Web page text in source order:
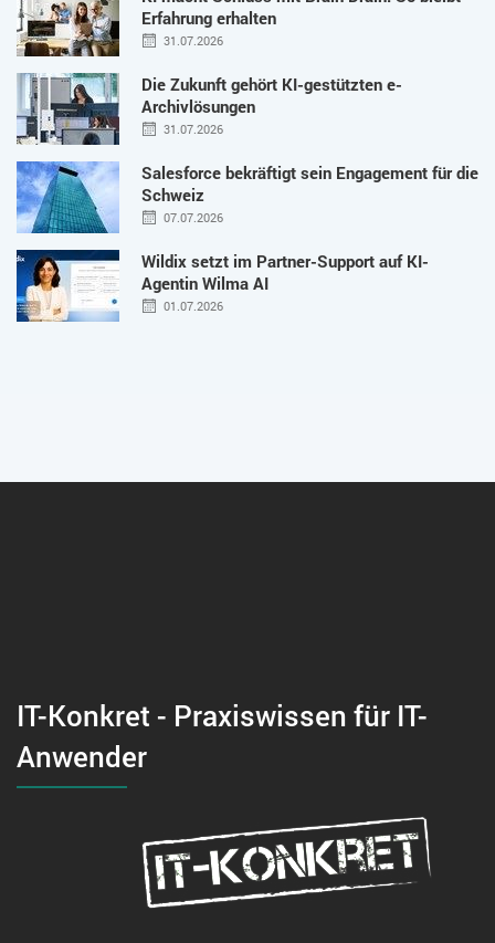
Erfahrung erhalten
31.07.2026
Die Zukunft gehört KI-gestützten e-
Archivlösungen
31.07.2026
Salesforce bekräftigt sein Engagement für die
Schweiz
07.07.2026
Wildix setzt im Partner-Support auf KI-
Agentin Wilma AI
01.07.2026
IT-Konkret - Praxiswissen für IT-
Anwender